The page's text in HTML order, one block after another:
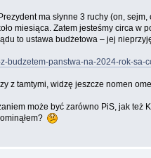
ma słynne 3 ruchy (on,
miesiąca. Zatem jesteśmy circa w
to ustawa budżetowa – jej
budzetem-panstwa-na-2024-rok-
z tamtymi, widzę jeszcze nomen
może być zarówno PiS, jak też